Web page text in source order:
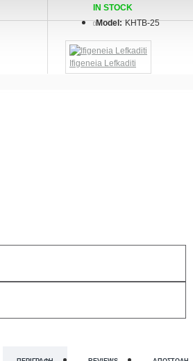
IN STOCK
Model: KHTB-25
Ifigeneia Lefkaditi